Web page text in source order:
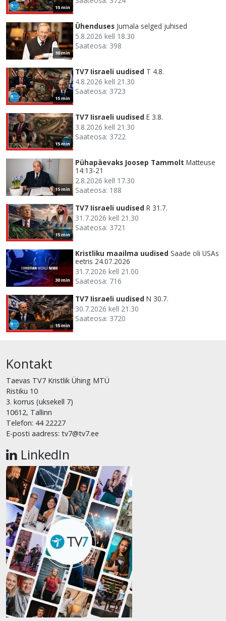
15 min
30 min
Ühenduses Jumala selged juhised
5.8.2026 kell 18.30
Saateosa: 398
15 min
TV7 Iisraeli uudised T 4.8.
4.8.2026 kell 21.30
Saateosa: 3723
15 min
TV7 Iisraeli uudised E 3.8.
3.8.2026 kell 21.30
Saateosa: 3722
15 min
Pühapäevaks Joosep Tammolt Matteuse
14:13-21
2.8.2026 kell 17.30
Saateosa: 188
15 min
TV7 Iisraeli uudised R 31.7.
31.7.2026 kell 21.30
Saateosa: 3721
30 min
Kristliku maailma uudised Saade oli USAs
eetris 24.07.2026
31.7.2026 kell 21.00
Saateosa: 716
15 min
TV7 Iisraeli uudised N 30.7.
30.7.2026 kell 21.30
Saateosa: 3720
Kontakt
Taevas TV7 Kristlik Ühing MTÜ
Ristiku 10
3. korrus (uksekell 7)
10612, Tallinn
Telefon: 44 22227
E-posti aadress: tv7@tv7.ee
LinkedIn